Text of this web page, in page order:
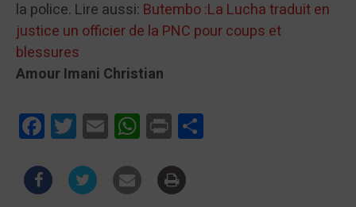
la police. Lire aussi: Butembo :La Lucha traduit en
justice un officier de la PNC pour coups et
blessures
Amour Imani Christian
FacebookTwitterEmail WhatsApp
Print